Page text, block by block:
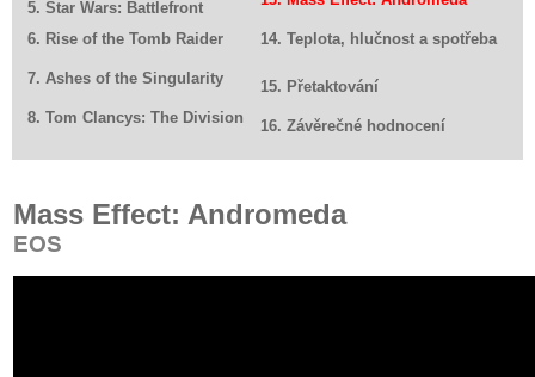
5. Star Wars: Battlefront
6. Rise of the Tomb Raider 14. Teplota, hlučnost a spotřeba
7. Ashes of the Singularity
15. Přetaktování
8. Tom Clancys: The Division
16. Závěrečné hodnocení
Mass Effect: Andromeda
EOS